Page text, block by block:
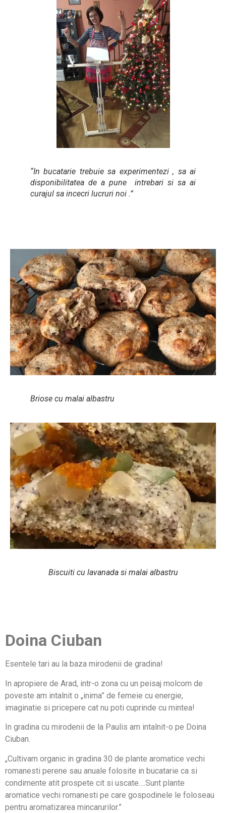
“In bucatarie trebuie sa experimentezi , sa ai
disponibilitatea de a pune intrebari si sa ai
curajul sa incecri lucruri noi .”
Briose cu malai albastru
Biscuiti cu lavanada si malai albastru
Doina Ciuban
Esentele tari au la baza mirodenii de gradina!
In apropiere de Arad, intr-o zona cu un peisaj molcom de
poveste am intalnit o „inima” de femeie cu energie,
imaginatie si pricepere cat nu poti cuprinde cu mintea!
In gradina cu mirodenii de la Paulis am intalnit-o pe Doina
Ciuban.
„Cultivam organic in gradina 30 de plante aromatice vechi
romanesti perene sau anuale folosite in bucatarie ca si
condimente atit prospete cit si uscate….Sunt plante
aromatice vechi romanesti pe care gospodinele le foloseau
pentru aromatizarea mincarurilor.”